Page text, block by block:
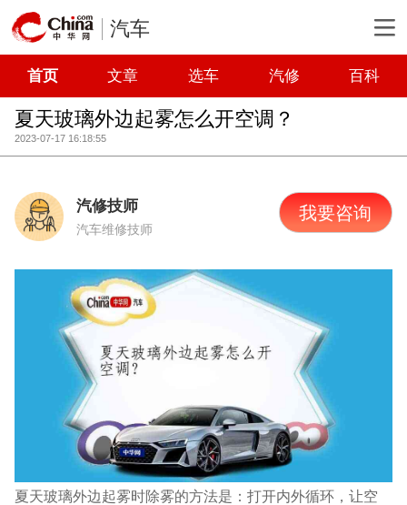
汽车
首页 文章 选车 汽修 百科
夏天玻璃外边起雾怎么开空调？
2023-07-17 16:18:55
汽修技师
汽车维修技师
我要咨询
夏天玻璃外边起雾时除雾的方法是：打开内外循环，让空